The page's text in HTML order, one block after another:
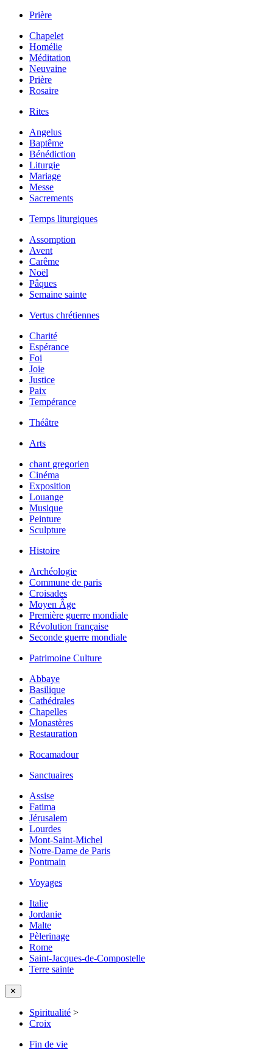
Prière
Chapelet
Homélie
Méditation
Neuvaine
Prière
Rosaire
Rites
Angelus
Baptême
Bénédiction
Liturgie
Mariage
Messe
Sacrements
Temps liturgiques
Assomption
Avent
Carême
Noël
Pâques
Semaine sainte
Vertus chrétiennes
Charité
Espérance
Foi
Joie
Justice
Paix
Tempérance
Théâtre
Arts
chant gregorien
Cinéma
Exposition
Louange
Musique
Peinture
Sculpture
Histoire
Archéologie
Commune de paris
Croisades
Moyen Âge
Première guerre mondiale
Révolution française
Seconde guerre mondiale
Patrimoine Culture
Abbaye
Basilique
Cathédrales
Chapelles
Monastères
Restauration
Rocamadour
Sanctuaires
Assise
Fatima
Jérusalem
Lourdes
Mont-Saint-Michel
Notre-Dame de Paris
Pontmain
Voyages
Italie
Jordanie
Malte
Pèlerinage
Rome
Saint-Jacques-de-Compostelle
Terre sainte
✕
Spiritualité >
Croix
Fin de vie